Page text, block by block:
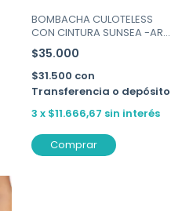
BOMBACHA CULOTELESS
CON CINTURA SUNSEA -ART.
223
$35.000
$31.500 con
Transferencia o depósito
3 x $11.666,67 sin interés
Comprar